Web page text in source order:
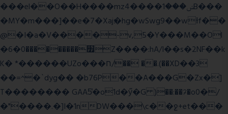
���el��O��H����mzݾ���1����4B���
�MY�m���]��e�7�Xaj׃�hg�wSwg9��wƗf��
@�I�a�V����-v,5�Y���M��Ol
�׿���������0�6Z����:hA/I��s�2NF��k
K� *������UZo���ח/�� ��.(��XD��3
��=^�`dyg�� �b76P��A���G�Zx�]
T�������� GAA5̔�o1d�ӳ�G )��:��ℱ�o0�/
�"����.�]I�1nDW���\c��ջ+et���